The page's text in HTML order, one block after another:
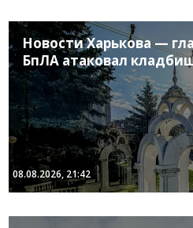
Новости Харькова —
БпЛА атаковал
08.08.2026, 21:42